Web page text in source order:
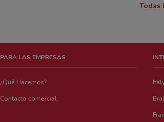
Todas
PARA LAS EMPRESAS
¿Qué Hacemos?
Contacto comercial